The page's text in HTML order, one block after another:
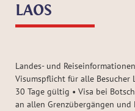
LAOS
Landes- und
Visumspflicht für alle Besucher
30 Tage gültig • Visa bei
an allen Grenzübergängen